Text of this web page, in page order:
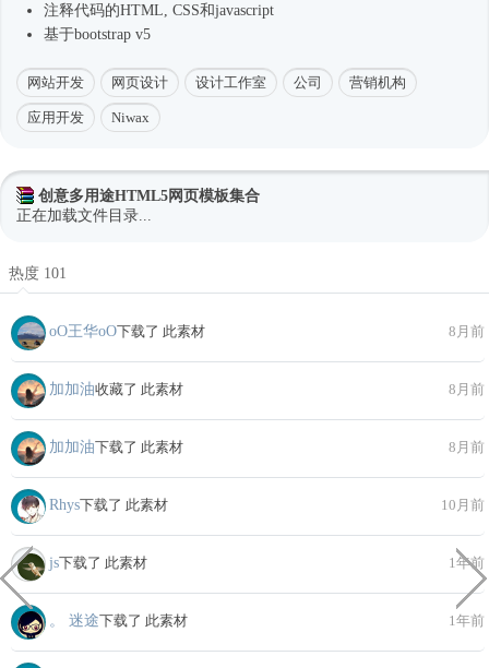
注释代码的HTML, CSS和javascript
基于bootstrap v5
网站开发 网页设计 设计工作室 公司 营销机构
应用开发 Niwax
创意多用途HTML5网页模板集合
正在加载文件目录...
热度 101
oО王华oО下载了 此素材 8月前
加加油收藏了 此素材 8月前
加加油下载了 此素材 8月前
Rhys下载了 此素材 10月前
js下载了 此素材 1年前
。 迷途下载了 此素材 1年前